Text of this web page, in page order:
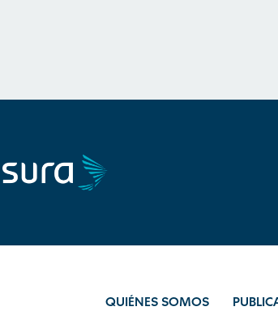
QUIÉNES SOMOS